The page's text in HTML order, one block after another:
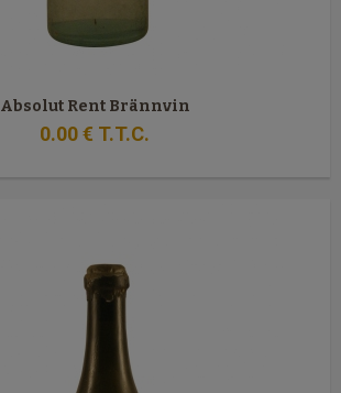
Absolut Rent Brännvin
0.00€ T.T.C.